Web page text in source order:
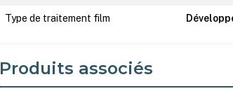
Type de traitement film
Produits associés